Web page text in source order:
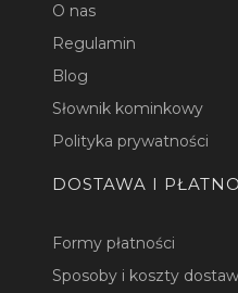
O nas
Regulamin
Blog
Słownik kominkowy
Polityka prywatności
DOSTAWA I
Formy płatności
Sposoby i koszty